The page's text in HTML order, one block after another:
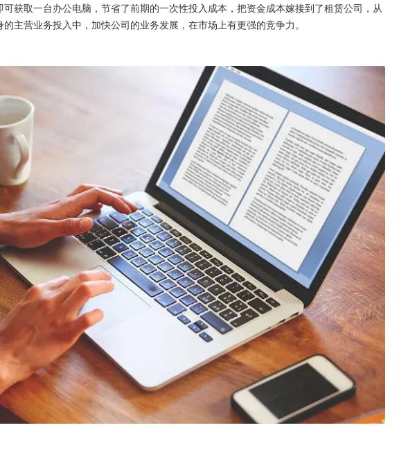
获取一台办公电脑，节省了前期的一次性投入成本，把资金成本嫁接到了租赁公司，从
主营业务投入中，加快公司的业务发展，在市场上有更强的竞争力。